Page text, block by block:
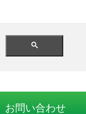
お問い合わせ